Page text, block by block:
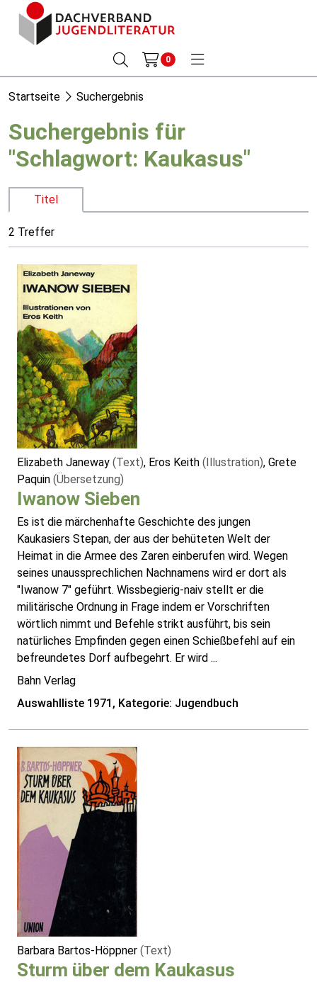
0
Startseite Suchergebnis
Suchergebnis für
"Schlagwort: Kaukasus"
Titel
2 Treffer
Elizabeth Janeway (Text), Eros Keith (Illustration), Grete
Paquin (Übersetzung)
Iwanow Sieben
Es ist die märchenhafte Geschichte des jungen
Kaukasiers Stepan, der aus der behüteten Welt der
Heimat in die Armee des Zaren einberufen wird. Wegen
seines unaussprechlichen Nachnamens wird er dort als
"Iwanow 7" geführt. Wissbegierig-naiv stellt er die
militärische Ordnung in Frage indem er Vorschriften
wörtlich nimmt und Befehle strikt ausführt, bis sein
natürliches Empfinden gegen einen Schießbefehl auf ein
befreundetes Dorf aufbegehrt. Er wird ...
Bahn Verlag
Auswahlliste 1971, Kategorie: Jugendbuch
Barbara Bartos-Höppner (Text)
Sturm über dem Kaukasus